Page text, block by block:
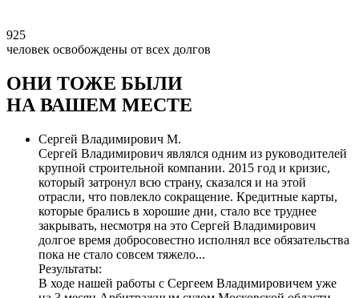
925
человек освобождены от всех долгов
ОНИ ТОЖЕ БЫЛИ
НА ВАШЕМ МЕСТЕ
Сергей Владимирович М.
Сергей Владимирович являлся одним из руководителей
крупной строительной компании. 2015 год и кризис,
который затронул всю страну, сказался и на этой
отрасли, что повлекло сокращение. Кредитные карты,
которые брались в хорошие дни, стало все труднее
закрывать, несмотря на это Сергей Владимирович
долгое время добросовестно исполнял все обязательства
пока не стало совсем тяжело...
Результаты:
В ходе нашей работы с Сергеем Владимировичем уже